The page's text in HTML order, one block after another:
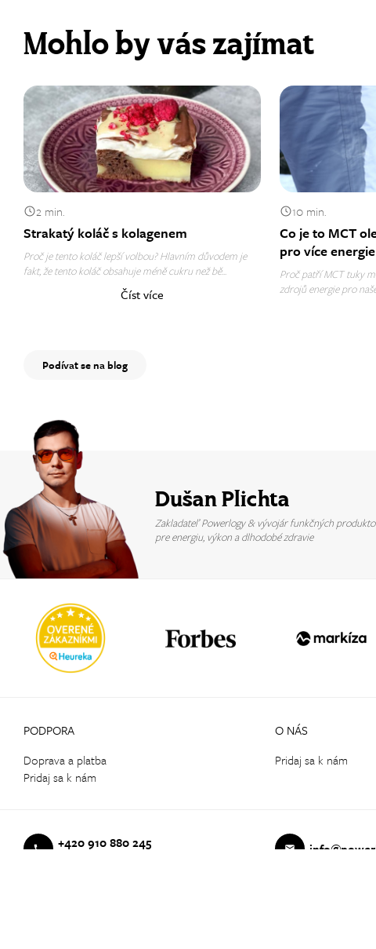
Mohlo by vás zajímat
2 min.
Strakatý koláč s kolagenem
Proč je tento koláč lepší volbou? Hlavním důvodem je
fakt, že tento koláč obsahuje méně cukru než bě...
Číst více
10 min.
Co je to MCT
pro více energie
Proč patří MCT tuky
zdrojů energie pro
Podívat se na blog
Dušan Plichta
Zakladateľ Powerlogy & vývojár funkčných
pre energiu, výkon a dlhodobé zdravie
PODPORA
Doprava a platba
Pridaj sa k nám
O NÁS
Pridaj sa k nám
+420 910 880 245